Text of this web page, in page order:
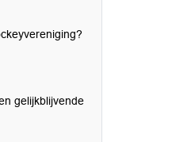
gelijkblijvende